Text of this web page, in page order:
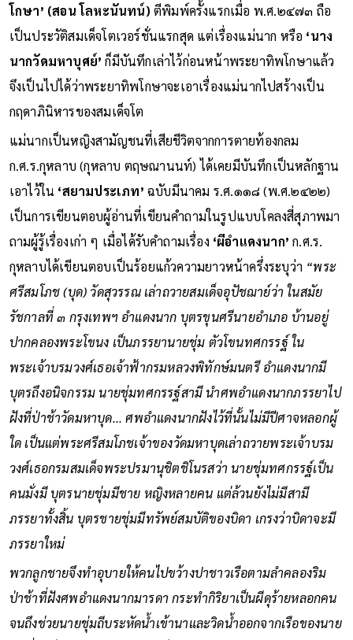
โกษา’ (สอน โลหะนันทน์) ตีพิมพ์ครั้งแรกเมื่อ พ.ศ.๒๔๗๓ ถือ
เป็นประวัติสมเด็จโตเวอร์ชั่นแรกสุด แต่เรื่องแม่นาก หรือ ‘นาง
นากวัดมหาบุศย์’ ก็มีบันทึกเล่าไว้ก่อนหน้าพระยาทิพโกษาแล้ว
จึงเป็นไปได้ว่าพระยาทิพโกษาจะเอาเรื่องแม่นากไปสร้างเป็น
กฤดาภินิหารของสมเด็จโต
แม่นากเป็นหญิงสามัญชนที่เสียชีวิตจากการตายท้องกลม
ก.ศ.ร.กุหลาบ (กุหลาบ ตฤษณานนท์) ได้เคยมีบันทึกเป็นหลักฐาน
เอาไว้ใน ‘สยามประเภท’ ฉบับมีนาคม ร.ศ.๑๑๘ (พ.ศ.๒๔๒๒)
เป็นการเขียนตอบผู้อ่านที่เขียนคำถามในรูปแบบโคลงสี่สุภาพมา
ถามผู้รู้เรื่องเก่า ๆ เมื่อได้รับคำถามเรื่อง ‘ผีอำแดงนาก’ก.ศ.ร.
กุหลาบได้เขียนตอบเป็นร้อยแก้วความยาวหน้าครึ่งระบุว่า “พระ
ศรีสมโภช (บุด) วัดสุวรรณ เล่าถวายสมเด็จอุปัชฌาย์ว่า ในสมัย
รัชกาลที่ ๓ กรุงเทพฯ อำแดงนาก บุตรขุนศรีนายอำเภอ บ้านอยู่
ปากคลองพระโขนง เป็นภรรยานายชุ่ม ตัวโขนทศกรรฐ์ ใน
พระเจ้าบรมวงศ์เธอเจ้าฟ้ากรมหลวงพิทักษ์มนตรี อำแดงนากมี
บุตรถึงอนิจกรรม นายชุ่มทศกรรฐ์สามี นำศพอำแดงนากภรรยาไป
ฝังที่ป่าช้าวัดมหาบุด... ศพอำแดงนากฝังไว้ที่นั้นไม่มีปีศาจหลอกผู้
ใด เป็นแต่พระศรีสมโภชเจ้าของวัดมหาบุดเล่าถวายพระเจ้าบรม
วงศ์เธอกรมสมเด็จพระปรมานุชิตชิโนรสว่า นายชุ่มทศกรรฐ์เป็น
คนมั่งมี บุตรนายชุ่มมีชาย หญิงหลายคน แต่ล้วนยังไม่มีสามี
ภรรยาทั้งสิ้น บุตรชายชุ่มมีทรัพย์สมบัติของบิดา เกรงว่าบิดาจะมี
ภรรยาใหม่
พวกลูกชายจึงทำอุบายให้คนไปขว้างปาชาวเรือตามลำคลองริม
ป่าช้าที่ฝังศพอำแดงนากมารดา กระทำกิริยาเป็นผีดุร้ายหลอกคน
จนถึงช่วยนายชุ่มถีบระหัดน้ำเข้านาและวิดน้ำออกจากเรือของนาย